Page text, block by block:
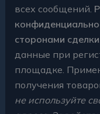
всех сообщений.
сторонами
данные при
площадке.
получения
не используйте